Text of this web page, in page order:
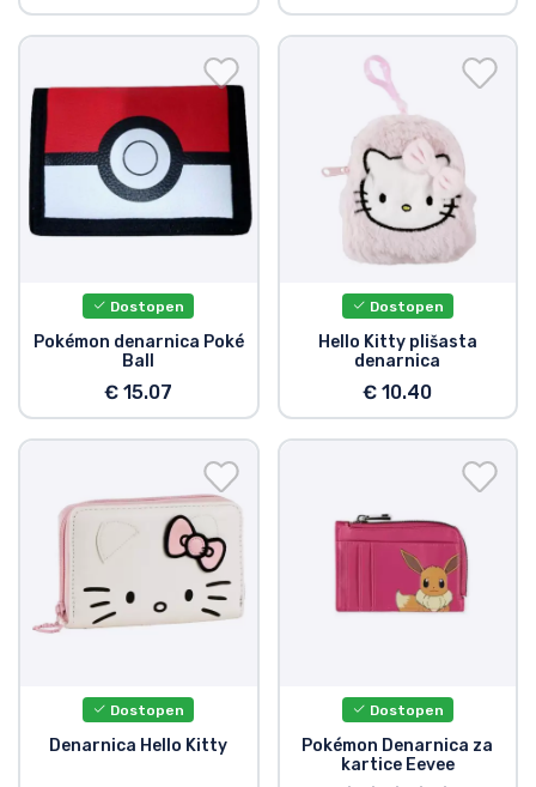
Dostopen
Pokémon denarnica Poké
Ball
€ 15.07
Dostopen
Hello Kitty plišasta
denarnica
€ 10.40
Dostopen
Denarnica Hello Kitty
Dostopen
Pokémon Denarnica za
kartice Eevee
Anime izdelki
Gamer izdelki
Glasbene izdelki
Vrste izdelkov
Blagovne znamke